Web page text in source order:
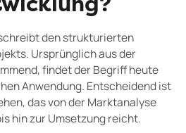
den strukturierten
Ursprünglich aus der
findet der Begriff heute
Anwendung. Entscheidend ist
das von der Marktanalyse
hin zur Umsetzung reicht.